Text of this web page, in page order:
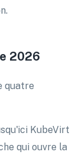
2026
quatre
KubeVirt
qui ouvre la